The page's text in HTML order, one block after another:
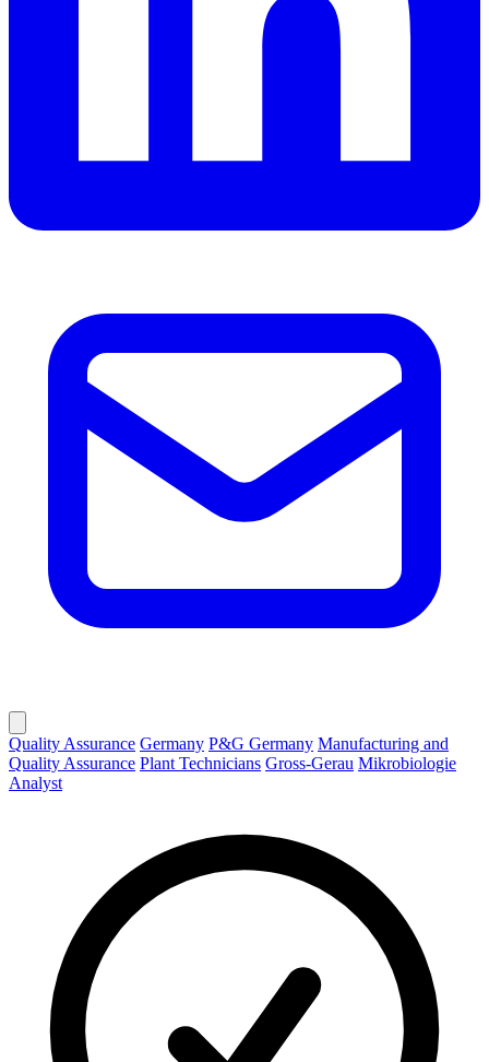
Quality Assurance Germany P&G Germany Manufacturing and
Quality Assurance Plant Technicians Gross-Gerau Mikrobiologie
Analyst